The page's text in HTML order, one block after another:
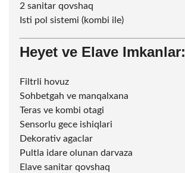
2 sanitar qovshaq
Isti pol sistemi (kombi ile)
Heyet ve Elave Imkanlar:
Filtrli hovuz
Sohbetgah ve manqalxana
Teras ve kombi otagi
Sensorlu gece ishiqlari
Dekorativ agaclar
Pultla idare olunan darvaza
Elave sanitar qovshaq